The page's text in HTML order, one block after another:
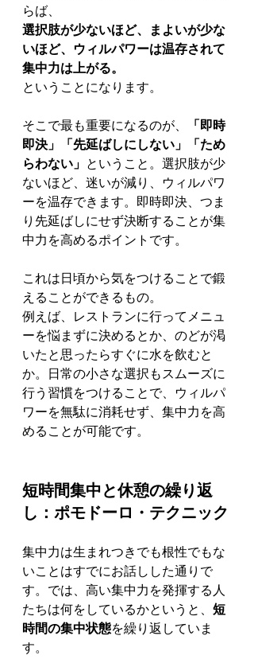
らば、
選択肢が少ないほど、まよいが少な
いほど、ウィルパワーは温存されて
集中力は上がる。
ということになります。
そこで最も重要になるのが、
「即時
即決」「先延ばしにしない」「ため
らわない」 ということ。選択肢が少
ないほど、迷いが減り、ウィルパワ
ーを温存できます。即時即決、つま
り先延ばしにせず決断することが集
中力を高めるポイントです。
これは日頃から気をつけることで鍛
えることができるもの。
例えば、レストランに行ってメニュ
ーを悩まずに決めるとか、のどが渇
いたと思ったらすぐに水を飲むと
か。日常の小さな選択もスムーズに
行う習慣をつけることで、ウィルパ
ワーを無駄に消耗せず、集中力を高
めることが可能です。
短時間集中と休憩の繰り返
し：ポモドーロ・テクニック
集中力は生まれつきでも根性でもな
いことはすでにお話しした通りで
す。では、高い集中力を発揮する人
たちは何をしているかというと、 短
時間の集中状態を繰り返していま
す。